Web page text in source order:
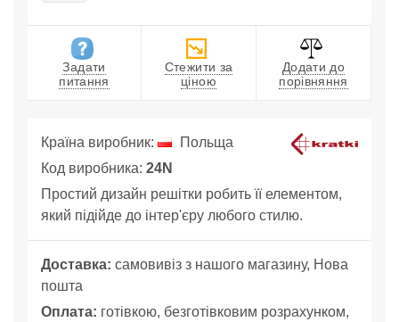
Задати
питання
Стежити за
ціною
Додати до
порівняння
Країна виробник:
Польща
Код виробника: 24N
Простий дизайн решітки робить її елементом,
який підійде до інтер'єру любого стилю.
Доставка: самовивіз з нашого магазину, Нова
пошта
Оплата: готівкою, безготівковим розрахунком,